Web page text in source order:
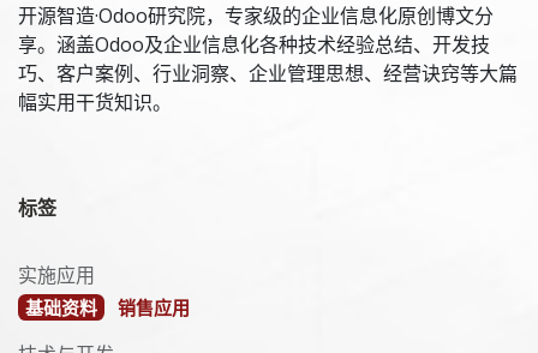
开源智造·Odoo研究院，专家级的企业信息化原创博文分
享。涵盖Odoo及企业信息化各种技术经验总结、开发技
巧、客户案例、行业洞察、企业管理思想、经营诀窍等大篇
幅实用干货知识。
标签
实施应用
基础资料 销售应用